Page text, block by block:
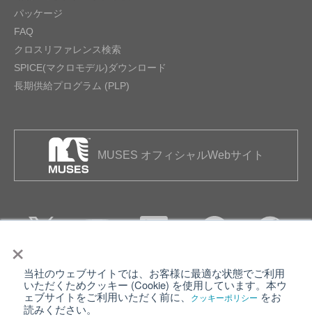
×
当社のウェブサイトでは、お客様に最適な状態でご利用
いただくためクッキー (Cookie) を使用しています。本ウ
ェブサイトをご利用いただく前に、
クッキーポリシー をお
読みください。
パッケージ
FAQ
クロスリファレンス検索
SPICE(マクロモデル)ダウンロード
長期供給プログラム (PLP)
MUSES オフィシャルWebサイト
個人情報保護について ウェブサイト利用規約
クッキーポリシー